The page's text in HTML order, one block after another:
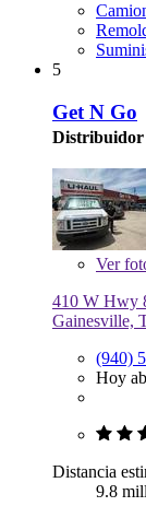
5
Get N Go
Distribuidor
Ver
410 W Hwy
Gainesville,
(940)
Hoy
Distancia
9.8